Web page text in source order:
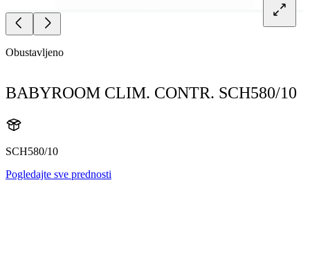
Obustavljeno
BABYROOM CLIM. CONTR. SCH580/10
SCH580/10
Pogledajte sve prednosti